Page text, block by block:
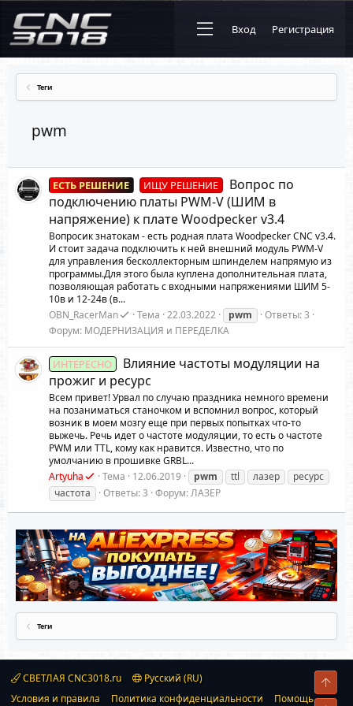
Вход Регистрация
Теги
pwm
ЕСТЬ РЕШЕНИЕ ИЩУ РЕШЕНИЕ
Вопрос по
подключению платы PWM-V (ШИМ в
напряжение) к плате Woodpecker v3.4
Вопросик знатокам - есть родная плата Woodpecker CNC v3.4.
И стоит задача подключить к ней внешний модуль PWM-V
для управления бесколлекторным шпинделем напрямую из
программы.Для этого была куплена дополнительная плата,
позволяющая работать с входными напряжениями ШИМ 5-
10в и 12-24в (в...
OBN_RacerMan
Тема 22.03.2022 pwm
Ответы: 3
Форум: МОДЕРНИЗАЦИЯ и ПЕРЕДЕЛКА
ИНТЕРЕСНО
Влияние частоты модуляции на
прожиг и ресурс
Всем привет! Урвал по случаю праздника немного времени
на позаниматься станочком и вспомнил вопрос, который
возник в моем мозгу еще при первых попытках что-то
выжечь. Речь идет о частоте модуляции, то есть о частоте
PWM или TTL, кому как нравится. Известно, что по
умолчанию в прошивке GRBL...
Artyuha
Тема 12.06.2019 pwm ttl лазер
ресурс
частота
Ответы: 3 Форум:ЛАЗЕР
Теги
СВЕТЛАЯ CNC3018.ru
Русский (RU)
Условия и правила
Политика конфиденциальности
Помощь